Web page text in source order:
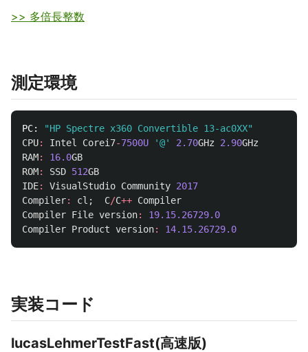
>> 多倍長整数
測定環境
PC:
"HP Spectre x360 Convertible 13-ac0XX"
CPU: Intel Corei7-7500U '@' 2.70GHz 2.90GHz
RAM: 16.0GB
ROM: SSD 512GB
IDE: VisualStudio Community 2017
Compiler: cl ; C/C++ Compiler
Compiler File version:
19.15.26729.0
Compiler Product version: 14.15.26729.0
実装コード
lucasLehmerTestFast(高速版)